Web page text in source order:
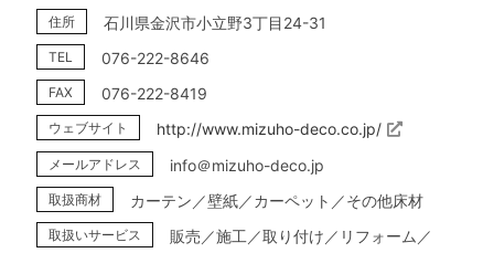
住所 石川県金沢市小立野3丁目24-31
TEL 076-222-8646
FAX 076-222-8419
ウェブサイト http://www.mizuho-deco.co.jp/
メールアドレス info＠mizuho-deco.jp
取扱商材 カーテン／壁紙／カーペット／その他床材
取扱いサービス
販売／施工／取り付け／リフォーム／